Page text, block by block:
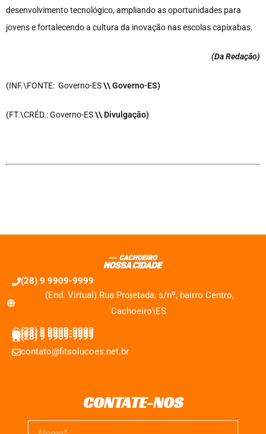
desenvolvimento tecnológico, ampliando as oportunidades para
jovens e fortalecendo a cultura da inovação nas escolas capixabas.
(Da Redação)
(INF.\FONTE: Governo-ES\\ Governo-ES)
(FT.\CRÉD.: Governo-ES\\ Divulgação)
(28) 9 9909-9999
(End. Virtual) Rua Projetada, s/nº, bairro Centro,
Cachoeiro\ES.
(28) 9 9909-9999
(28) 9 9909-9999
(28) 9 9909-9999
contato@fitsolucoes.net.br
CONTATE-NOS